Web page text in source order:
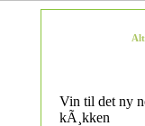
Vin til det ny
kÃ¸kken